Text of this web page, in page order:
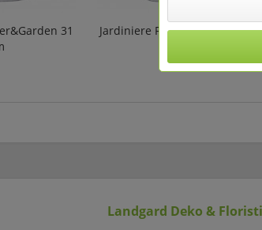
31
Jardiniere Flower&Garden 36
Landgard Deko &